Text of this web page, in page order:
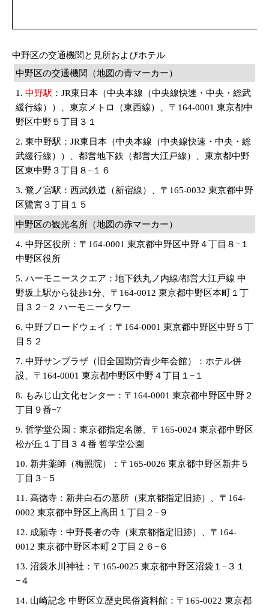
中野区の交通機関と見所およびホテル
中野区の交通機関（地図の青マーカー）
1. 中野駅 ：JR東日本（中央本線（中央線快速・中央・総武
緩行線））、東京メトロ（東西線）、〒164-0001 東京都中
野区中野５丁目３１
2. 東中野駅：JR東日本（中央本線（中央線快速・中央・総
武緩行線））、都営地下鉄（都営大江戸線）、東京都中野
区東中野３丁目８−１６
3. 鷺ノ宮駅：西武鉄道（新宿線）、〒165-0032 東京都中野
区鷺宮３丁目１５
中野区の観光名所（地図の赤マーカー）
4. 中野区役所：〒164-0001 東京都中野区中野４丁目８−１
中野区役所
5. ハーモニースクエア：地下鉄丸ノ内線/都営大江戸線 中
野坂上駅から徒歩1分、〒164-0012 東京都中野区本町１丁
目３２−２ ハーモニータワー
6. 中野ブロードウェイ：〒164-0001 東京都中野区中野５丁
目５２
7. 中野サンプラザ（旧全国勤労青少年会館）：ホテル併
設、〒164-0001 東京都中野区中野４丁目１−１
8. もみじ山文化センター：〒164-0001 東京都中野区中野２
丁目９番−7
9. 哲学堂公園：東京都指定名勝、〒165-0024 東京都中野区
松が丘１丁目３４番 哲学堂公園
10. 新井薬師（梅照院）：〒165-0026 東京都中野区新井５
丁目３−５
11. 高徳寺：新井白石の墓所（東京都指定旧跡）、〒164-
0002 東京都中野区上高田１丁目２−９
12. 成願寺：中野長者の寺（東京都指定旧跡）、〒164-
0012 東京都中野区本町２丁目２６−６
13. 沼袋氷川神社：〒165-0025 東京都中野区沼袋１−３１
−４
14. 山崎記念 中野区立歴史民俗資料館：〒165-0022 東京都